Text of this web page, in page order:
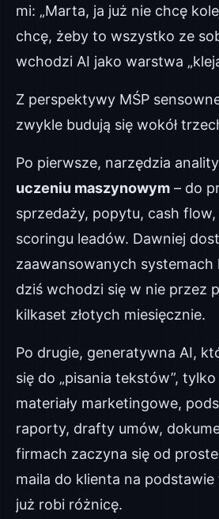
mi: „Marta, ja już nie chcę
chcę, żeby to wszystko ze
wchodzi AI jako warstwa
Z perspektywy MŚP
zwykle budują się wokół
Po pierwsze, narzędzia
uczeniu maszynowym – do
sprzedaży, popytu, cash
scoringu leadów. Dawniej
zaawansowanych
dziś wchodzi się w nie przez
kilkaset złotych miesięcznie.
Po drugie, generatywna AI,
się do „pisania tekstów”,
materiały marketingowe,
raporty, drafty umów,
firmach zaczyna się od
maila do klienta na
już robi różnicę.